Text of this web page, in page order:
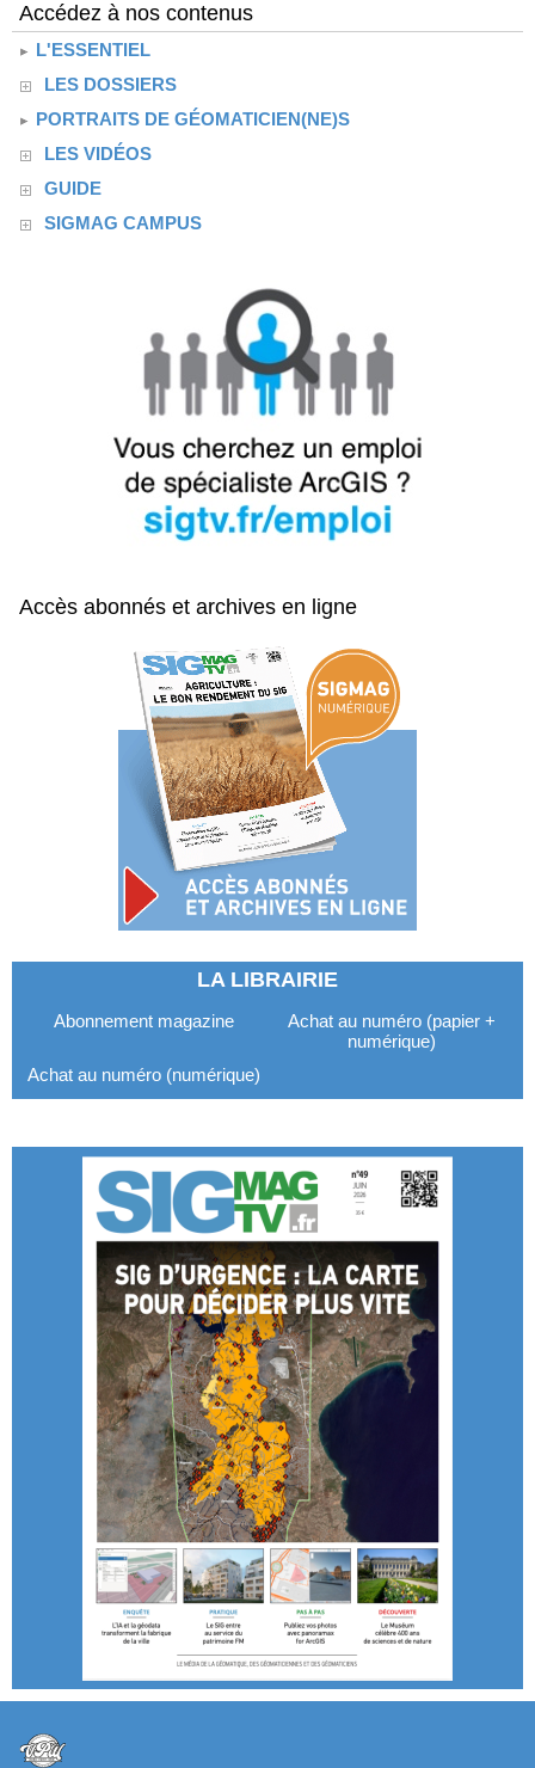
Accédez à nos contenus
L'ESSENTIEL
LES DOSSIERS
PORTRAITS DE GÉOMATICIEN(NE)S
LES VIDÉOS
GUIDE
SIGMAG CAMPUS
Accès abonnés et archives en ligne
LA LIBRAIRIE
Abonnement magazine
Achat au numéro (papier +
numérique)
Achat au numéro (numérique)